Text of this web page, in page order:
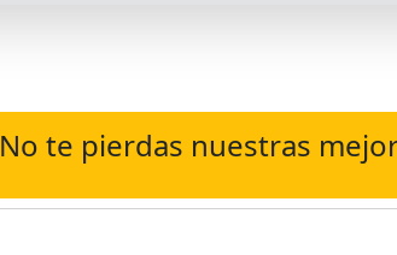
No te pierdas nuestras